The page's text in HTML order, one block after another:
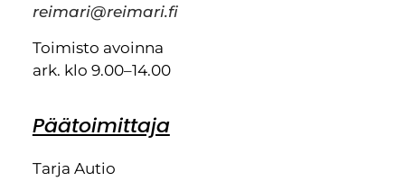
reimari@reimari.fi
Toimisto avoinna
ark. klo 9.00–14.00
Päätoimittaja
Tarja Autio